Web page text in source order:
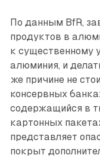
По данным BfR,
продуктов в
к существенному
алюминия, и
же причине не
консервных
содержащийся в
картонных
представляет
покрыт